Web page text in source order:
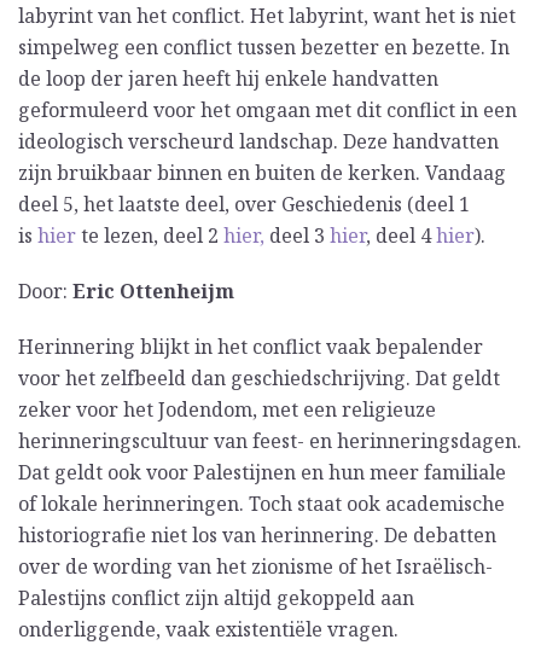
labyrint van het conflict. Het labyrint, want het is niet
simpelweg een conflict tussen bezetter en bezette. In
de loop der jaren heeft hij enkele handvatten
geformuleerd voor het omgaan met dit conflict in een
ideologisch verscheurd landschap. Deze handvatten
zijn bruikbaar binnen en buiten de kerken. Vandaag
deel 5, het laatste deel, over Geschiedenis (deel 1
is hierte lezen, deel 2 hier, deel 3 hier, deel 4hier).
Door: Eric Ottenheijm
Herinnering blijkt in het conflict vaak bepalender
voor het zelfbeeld dan geschiedschrijving. Dat geldt
zeker voor het Jodendom, met een religieuze
herinneringscultuur van feest- en herinneringsdagen.
Dat geldt ook voor Palestijnen en hun meer familiale
of lokale herinneringen. Toch staat ook academische
historiografie niet los van herinnering. De debatten
over de wording van het zionisme of het Israëlisch-
Palestijns conflict zijn altijd gekoppeld aan
onderliggende, vaak existentiële vragen.